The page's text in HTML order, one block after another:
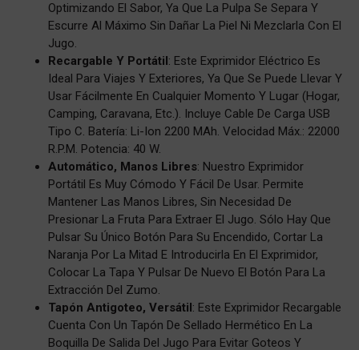
Optimizando El Sabor, Ya Que La Pulpa Se Separa Y
Escurre Al Máximo Sin Dañar La Piel Ni Mezclarla Con El
Jugo.
Recargable Y Portátil: Este Exprimidor Eléctrico Es
Ideal Para Viajes Y Exteriores, Ya Que Se Puede Llevar Y
Usar Fácilmente En Cualquier Momento Y Lugar (hogar,
Camping, Caravana, Etc.). Incluye Cable De Carga USB
Tipo C. Batería: Li-Ion 2200 MAh. Velocidad Máx.: 22000
R.p.m. Potencia: 40 W.
Automático, Manos Libres: Nuestro Exprimidor
Portátil Es Muy Cómodo Y Fácil De Usar. Permite
Mantener Las Manos Libres, Sin Necesidad De
Presionar La Fruta Para Extraer El Jugo. Sólo Hay Que
Pulsar Su Único Botón Para Su Encendido, Cortar La
Naranja Por La Mitad E Introducirla En El Exprimidor,
Colocar La Tapa Y Pulsar De Nuevo El Botón Para La
Extracción Del Zumo.
Tapón Antigoteo, Versátil: Este Exprimidor Recargable
Cuenta Con Un Tapón De Sellado Hermético En La
Boquilla De Salida Del Jugo Para Evitar Goteos Y